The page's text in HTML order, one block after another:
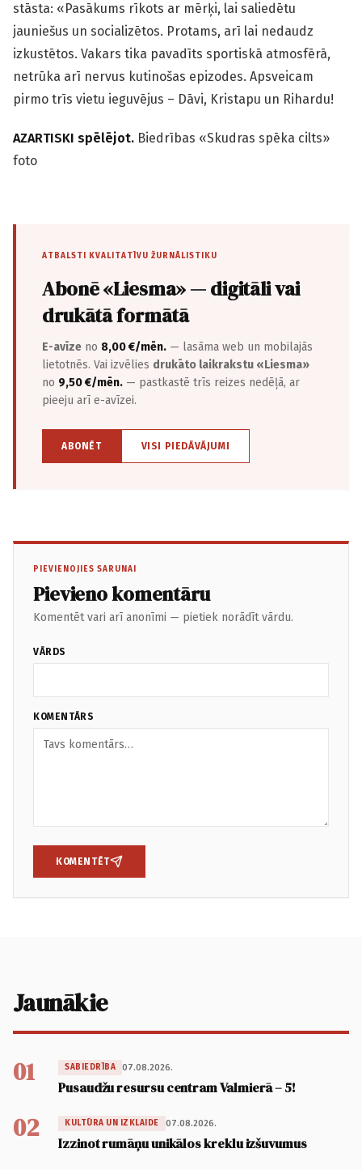
stāsta: «Pasākums rīkots ar mērķi, lai saliedētu
jauniešus un socializētos. Protams, arī lai nedaudz
izkustētos. Vakars tika pavadīts sportiskā atmosfērā,
netrūka arī nervus kutinošas epizodes. Apsveicam
pirmo trīs vietu ieguvējus – Dāvi, Kristapu un Rihardu!
AZARTISKI spēlējot. Biedrības «Skudras spēka cilts»
foto
ATBALSTI KVALITATĪVU ŽURNĀLISTIKU
Abonē «Liesma» — digitāli vai
drukātā formātā
E-avīze no 8,00 €/mēn. — lasāma web un mobilajās
lietotnēs. Vai izvēlies drukāto laikrakstu «Liesma»
no 9,50 €/mēn. — pastkastē trīs reizes nedēļā, ar
pieeju arī e-avīzei.
ABONĒT VISI PIEDĀVĀJUMI
PIEVIENOJIES SARUNAI
Pievieno komentāru
Komentēt vari arī anonīmi — pietiek norādīt vārdu.
VĀRDS
KOMENTĀRS
KOMENTĒT
Jaunākie
01 SABIEDRĪBA 07.08.2026.
Pusaudžu resursu centram Valmierā – 5!
02 KULTŪRA UN IZKLAIDE 07.08.2026.
Izzinot rumāņu unikālos kreklu izšuvumus